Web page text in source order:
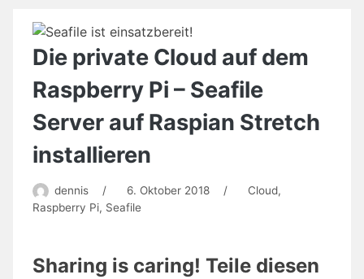
mit
(ohne
Die private Cloud auf dem
Raspberry Pi – Seafile
Server auf Raspian Stretch
installieren
dennis / 6. Oktober 2018 / Cloud,
Raspberry Pi, Seafile
Sharing is caring! Teile diesen